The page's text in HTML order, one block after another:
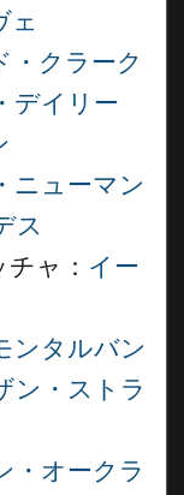
ェ
・クラーク
デイリー
ニューマン
ス
ャ： イー
ンタルバン
ン・ストラ
・オークラ